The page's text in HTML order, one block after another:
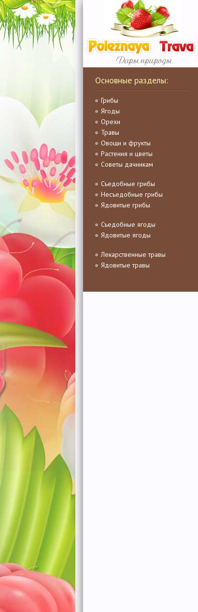
Основные разделы:
Грибы
Ягоды
Орехи
Травы
Овощи и фрукты
Растения и цветы
Советы дачникам
Съедобные грибы
Несъедобные грибы
Ядовитые грибы
Съедобные ягоды
Ядовитые ягоды
Лекарственные травы
Ядовитые травы